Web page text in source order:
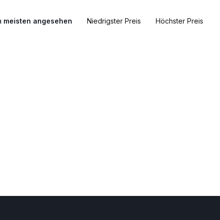
meisten angesehen Niedrigster Preis Höchster Preis